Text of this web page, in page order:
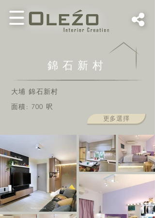
錦石新村
大埔 錦石新村
面積: 700 呎
更多選擇